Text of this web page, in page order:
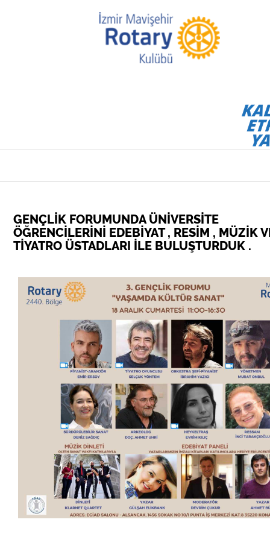
GENÇLİK FORUMUNDA ÜNİVERSİTE
ÖĞRENCİLERİNİ EDEBİYAT , RESİM , MÜZİK
TİYATRO ÜSTADLARI İLE BULUŞTURDUK .